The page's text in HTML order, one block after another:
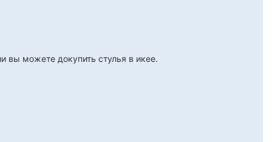
вы можете докупить стулья в икее.